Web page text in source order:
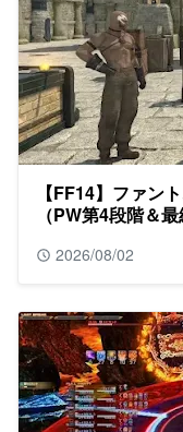
【FF14】ファン
（PW第4段階＆最
2026/08/02